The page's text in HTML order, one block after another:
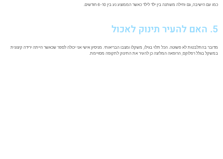
כמו עם הישיבה, גם זחילה משתנה בין ילד לילד כאשר הממוצע נע בין 6-10 חודשים.
5. האם להעיר תינוק לאכול
מדובר בהתלבטות לא פשוטה. הכל תלוי בגילו, משקלו ומצבו הבריאותי. מניסיון אישי אני יכולה לספר שכאשר הייתה ירידה קיצונית
במשקל בגלל רפלוקס, הרופאה המליצה כן להעיר את התינוק לתקופה מסויימת.